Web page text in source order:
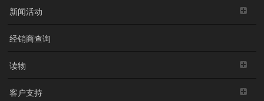
新闻活动
经销商查询
读物
客户支持